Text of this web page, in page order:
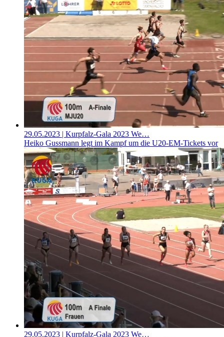
29.05.2023 | Kurpfalz-Gala 2023 We…
Heiko Gussmann legt im Kampf um die U20-EM-Tickets vor
29.05.2023 | Kurpfalz-Gala 2023 We…